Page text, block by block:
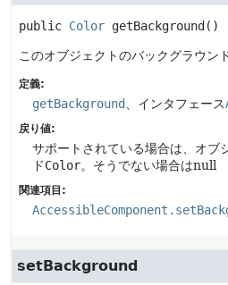
public Color getBackground ()
このオブジェクトのバックグラウン
定義:
getBackground 、インタフェース
戻り値:
サポートされている場合は、オブ
ドColor。そうでない場合はnull
関連項目:
setBackground